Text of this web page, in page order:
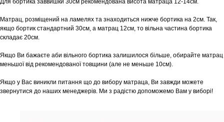
Для бортика заввишки 30см рекомендована висота матраца 12-14см.
Матрац, розміщений на ламелях та знаходиться нижче бортика на 2см. Так,
якщо бортик стандартний 30см, а матрац 12см, то вільна частина бортика
складає 20см.
Якщо Ви бажаєте аби вільного бортика залишилося більше, обирайте матрац
меньшої від рекомендованої товщини (але не меньше 10см).
Якщо у Вас виникли питання що до вибору матраца, Ви завжди можете
звернутися до наших менеджерів. Ми з радістю допоможемо Вам у виборі!